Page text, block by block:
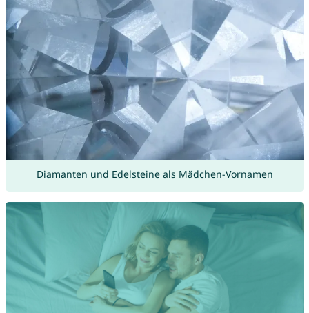
Diamanten und Edelsteine als Mädchen-Vornamen